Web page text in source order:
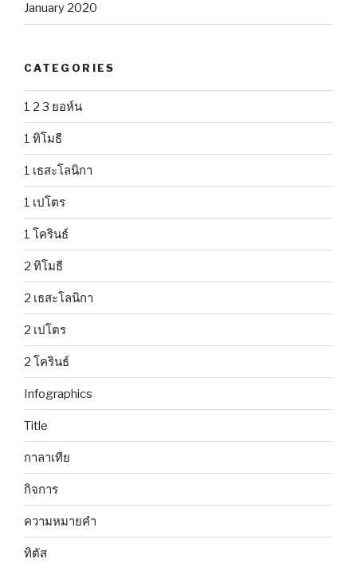
January 2020
CATEGORIES
1 2 3 ยอห์น
1 ทิโมธี
1 เธสะโลนิกา
1 เปโตร
1 โครินธ์
2 ทิโมธี
2 เธสะโลนิกา
2 เปโตร
2 โครินธ์
Infographics
Title
กาลาเทีย
กิจการ
ความหมายคำ
ทิตัส